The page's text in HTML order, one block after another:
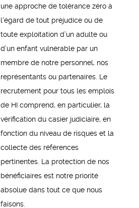
une approche de tolérance zéro à
l’égard de tout préjudice ou de
toute exploitation d’un adulte ou
d’un enfant vulnérable par un
membre de notre personnel, nos
représentants ou partenaires. Le
recrutement pour tous les emplois
de HI comprend, en particulier, la
vérification du casier judiciaire, en
fonction du niveau de risques et la
collecte des références
pertinentes. La protection de nos
bénéficiaires est notre priorité
absolue dans tout ce que nous
faisons.